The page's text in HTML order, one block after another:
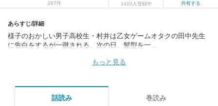
267件
1410人登録中
共有する
あらすじ/詳細
様子のおかしい男子高校生・村井は乙女ゲームオタクの田中先生
に告白をするが一蹴される。次の日、髪型を一…
もっと見る
話読み 巻読み